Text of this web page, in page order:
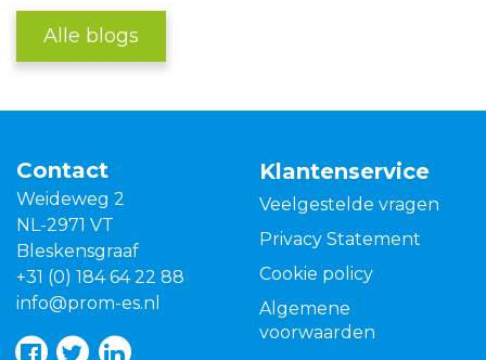
Alle blogs
Contact
Weideweg 2
NL-2971 VT
Bleskensgraaf
+31 (0) 184 64 22 88
info@prom-es.nl
Klantenservice
Veelgestelde vragen
Privacy Statement
Cookie policy
Algemene
voorwaarden